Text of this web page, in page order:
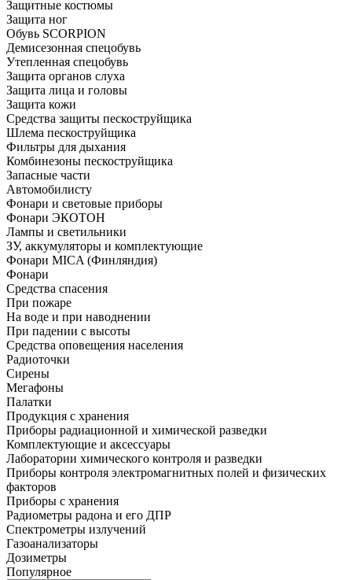
Защитные костюмы
Защита ног
Обувь SCORPION
Демисезонная спецобувь
Утепленная спецобувь
Защита органов слуха
Защита лица и головы
Защита кожи
Средства защиты пескоструйщика
Шлема пескоструйщика
Фильтры для дыхания
Комбинезоны пескоструйщика
Запасные части
Автомобилисту
Фонари и световые приборы
Фонари ЭКОТОН
Лампы и светильники
ЗУ, аккумуляторы и комплектующие
Фонари MICA (Финляндия)
Фонари
Средства спасения
При пожаре
На воде и при наводнении
При падении с высоты
Средства оповещения населения
Радиоточки
Сирены
Мегафоны
Палатки
Продукция с хранения
Приборы радиационной и химической разведки
Комплектующие и аксессуары
Лаборатории химического контроля и разведки
Приборы контроля электромагнитных полей и физических
факторов
Приборы с хранения
Радиометры радона и его ДПР
Спектрометры излучений
Газоанализаторы
Дозиметры
Популярное